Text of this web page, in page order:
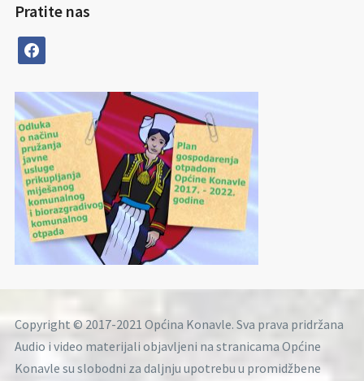
Pratite nas
facebook
Copyright © 2017-2021 Općina Konavle. Sva prava pridržana
Audio i video materijali objavljeni na stranicama Općine
Konavle su slobodni za daljnju upotrebu u promidžbene